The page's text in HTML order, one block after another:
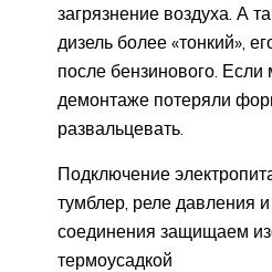
загрязнение воздуха. А
дизель более «тонкий»,
после бензинового.
демонтаже потеряли
развальцевать.
Подключение
тумблер, реле давления
соединения защищаем
термоусадкой